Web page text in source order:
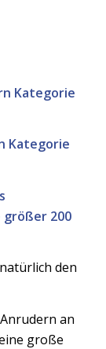
Kategorie
Kategorie
größer 200
den
an
große